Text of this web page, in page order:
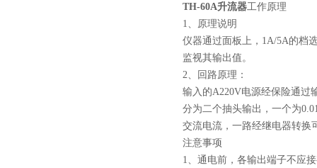
TH-60A升流器工作原理
1、原理说明
仪器通过面板上，1A/5A的档
监视其输出值。
2、回路原理：
输入的A220V电源经保险通过
分为二个抽头输出，一个为
交流电流，一路经继电器转换
注意事项
1、通电前，各输出端子不应